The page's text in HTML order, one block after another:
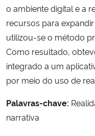
Gabinete de Segurança
Advocacia-Geral da União
o ambiente digital e a
recursos para
utilizou-se o método
Como resultado,
integrado a um
por meio do uso de
Palavras-chave:
narrativa